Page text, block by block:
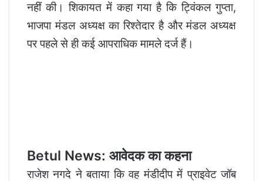
नहीं की। शिकायत में कहा गया है कि ट्विंकल गुप्ता,
भाजपा मंडल अध्यक्ष का रिश्तेदार है और मंडल अध्यक्ष
पर पहले से ही कई आपराधिक मामले दर्ज हैं।
Betul News: आवेदक का कहना
राजेश नगदे ने बताया कि वह मंडीदीप में प्राइवेट जॉब